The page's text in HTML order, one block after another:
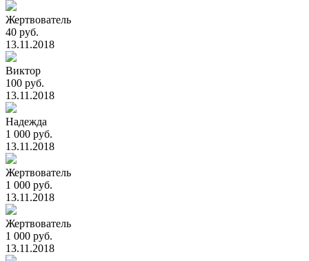
Жертвователь
40 руб.
13.11.2018
Виктор
100 руб.
13.11.2018
Надежда
1 000 руб.
13.11.2018
Жертвователь
1 000 руб.
13.11.2018
Жертвователь
1 000 руб.
13.11.2018